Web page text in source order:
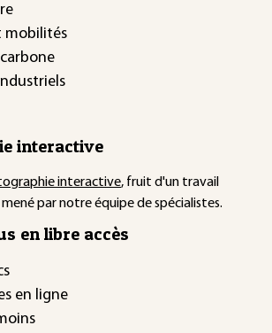
mobilités
interactive
interactive, fruit d'un travail
par notre équipe de spécialistes.
en libre accès
en ligne